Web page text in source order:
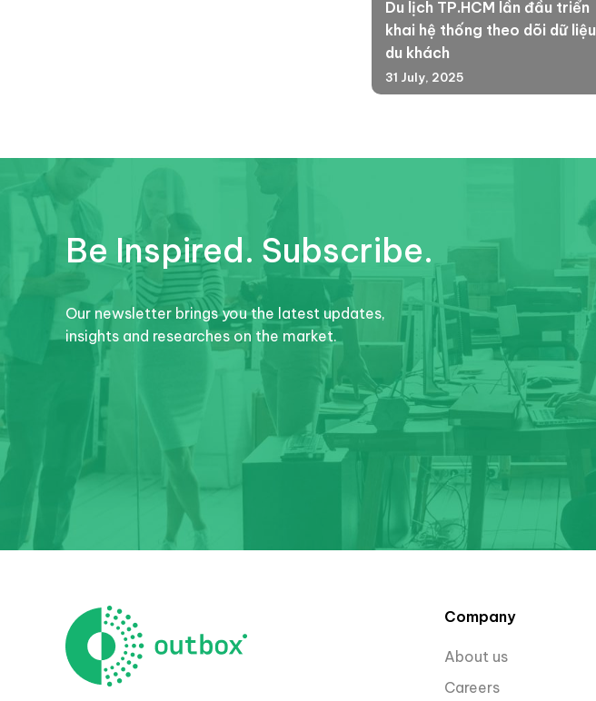
Du lịch TP.HCM lần đầu triển
khai hệ thống theo dõi dữ liệu
du khách
31 July, 2025
Be Inspired. Subscribe.
Our newsletter brings you the latest updates,
insights and researches on the market.
Company
About us
Careers